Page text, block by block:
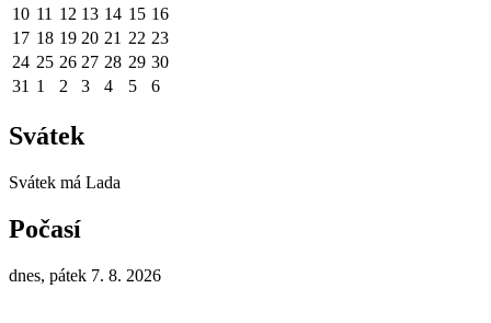
10 11 12 13 14 15 16
17 18 19 20 21 22 23
24 25 26 27 28 29 30
31 1 2 3 4 5 6
Svátek
Svátek má Lada
Počasí
dnes, pátek 7. 8. 2026